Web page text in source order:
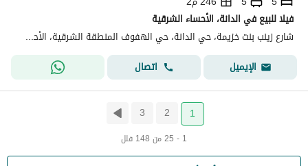
فيلا للبيع في الدانة، الأحساء الشرقية
شارع زينب بنت خزيمة، حي الدانة، حي الهفوف المنطقة الشرقية، الأحساء
الإيميل
اتصال
1
2
3
1 - 25 من 148 فلل